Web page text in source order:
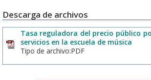
Descarga de archivos
Tasa reguladora del precio público
servicios en la escuela de música
Tipo de archivo:PDF